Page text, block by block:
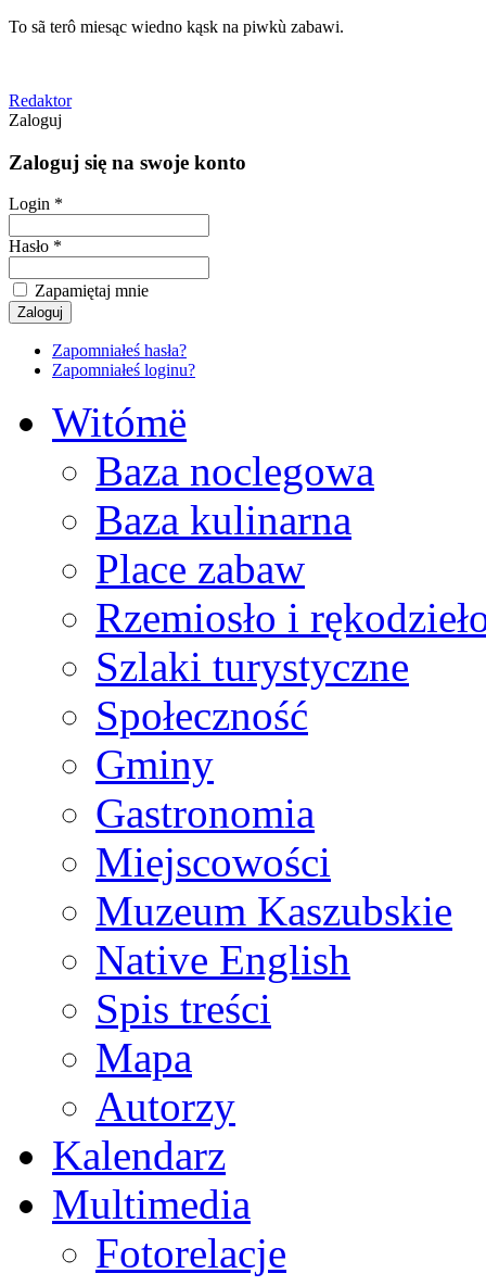
To sã terô miesąc wiedno kąsk na piwkù zabawi.
Redaktor
Zaloguj
Zaloguj się na swoje konto
Login *
Hasło *
Zapamiętaj mnie
Zapomniałeś hasła?
Zapomniałeś loginu?
Witómë
Baza noclegowa
Baza kulinarna
Place zabaw
Rzemiosło i
Szlaki turystyczne
Społeczność
Gminy
Gastronomia
Miejscowości
Muzeum Kaszubskie
Native English
Spis treści
Mapa
Autorzy
Kalendarz
Multimedia
Fotorelacje